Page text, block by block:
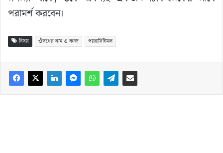
পরামর্শ করবেন।
বিষয় ঔষধের নাম ও কাজ প্যারাসিটামল